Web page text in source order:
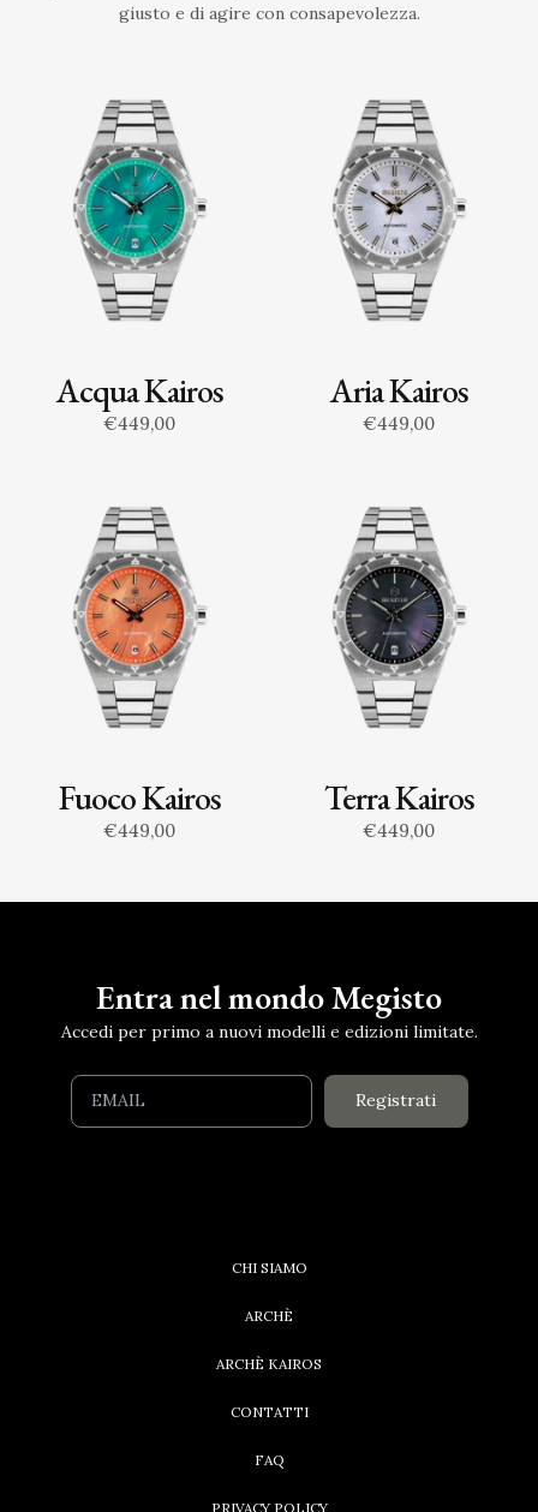
giusto e di agire con consapevolezza.
Acqua Kairos
€449,00
Aria Kairos
€449,00
Fuoco Kairos
€449,00
Terra Kairos
€449,00
Entra nel mondo Megisto
Accedi per primo a nuovi modelli e edizioni limitate.
Registrati
CHI SIAMO
ARCHÈ
ARCHÈ KAIROS
CONTATTI
FAQ
PRIVACY POLICY